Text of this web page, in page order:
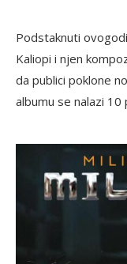
Podstaknuti
Kaliopi i njen
da publici poklone
albumu se nalazi 10